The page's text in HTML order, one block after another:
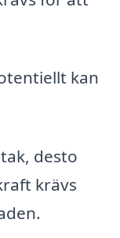
kan
desto
krävs